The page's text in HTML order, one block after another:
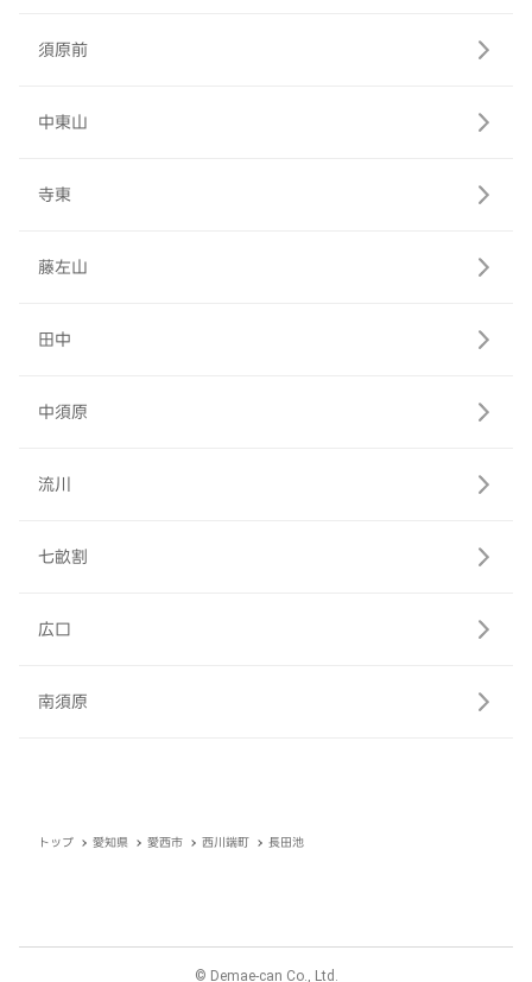
須原前
中東山
寺東
藤左山
田中
中須原
流川
七畝割
広口
南須原
トップ 愛知県 愛西市 西川端町 長田池
© Demae-can Co., Ltd.